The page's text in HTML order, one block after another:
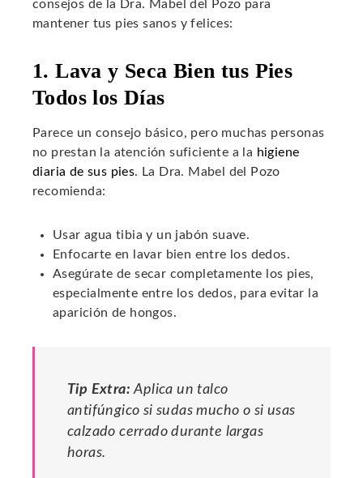
consejos de la Dra. Mabel del Pozo para
mantener tus pies sanos y felices:
1. Lava y Seca Bien tus Pies
Todos los Días
Parece un consejo básico, pero muchas personas
no prestan la atención suficiente a la higiene
diaria de sus pies. La Dra. Mabel del Pozo
recomienda:
Usar agua tibia y un jabón suave.
Enfocarte en lavar bien entre los dedos.
Asegúrate de secar completamente los pies,
especialmente entre los dedos, para evitar la
aparición de hongos.
Tip Extra: Aplica un talco
antifúngico si sudas mucho o si usas
calzado cerrado durante largas
horas.